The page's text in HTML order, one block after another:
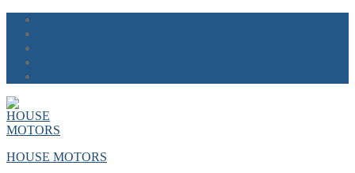
Skip
content
Menu
Close
HOUSE MOTORS